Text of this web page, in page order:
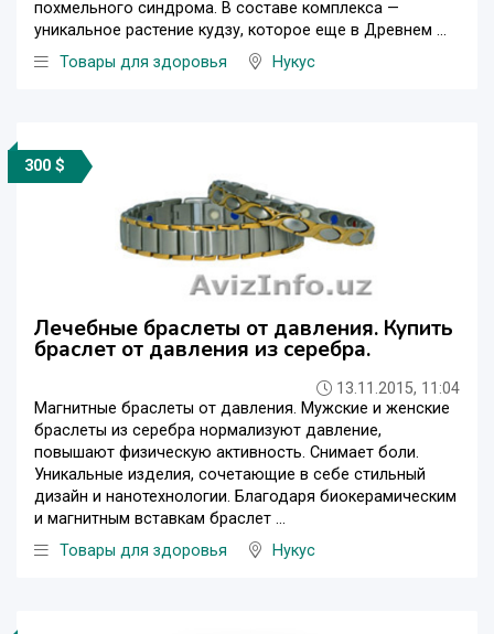
похмельного синдрома. В составе комплекса —
уникальное растение кудзу, которое еще в Древнем ...
Товары для здоровья
Нукус
300 $
Лечебные браслеты от давления. Купить
браслет от давления из серебра.
13.11.2015, 11:04
Магнитные браслеты от давления. Мужские и женские
браслеты из серебра нормализуют давление,
повышают физическую активность. Снимает боли.
Уникальные изделия, сочетающие в себе стильный
дизайн и нанотехнологии. Благодаря биокерамическим
и магнитным вставкам браслет ...
Товары для здоровья
Нукус